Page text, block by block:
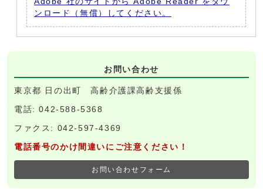
ンロード（無償）してください。
お問い合わせ
東京都 日の出町 高齢介護課高齢支援係
電話: 042-588-5368
ファクス: 042-597-4369
電話番号のかけ間違いにご注意ください！
お問い合わせフォーム